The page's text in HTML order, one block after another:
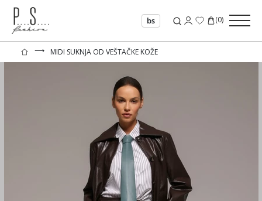
bs (0)
⟶ MIDI SUKNJA OD VEŠTAČKE KOŽE